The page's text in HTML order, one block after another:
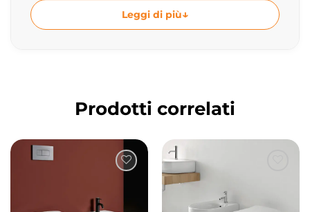
permette di trasformare il bagno in uno
spazio dedicato al relax e alla rigenerazione.
soluzione versatile che si integra
perfettamente nei progetti bagno
contemporanei, offrendo comfort, praticità e
un’estetica essenziale.
Vasca Sharm Rettangolare da Incasso
Leggi di più
Prodotti correlati